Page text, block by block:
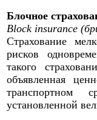
Блочное
Block insurance
Страхование
рисков
такого
объявленная
транспортном
установленной